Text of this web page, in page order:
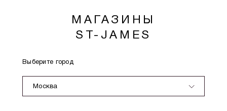
МАГАЗИНЫ
ST-JAMES
Выберите город
Москва